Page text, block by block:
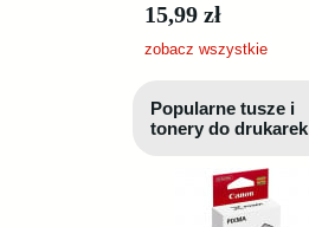
15,99 zł
zobacz wszystkie
Popularne tusze i
tonery do drukarek